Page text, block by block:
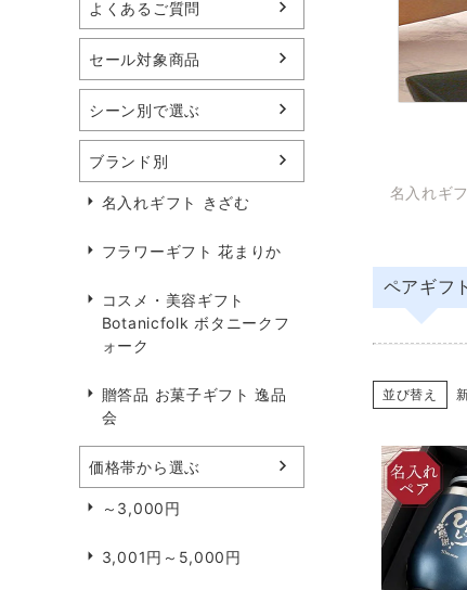
よくあるご質問
セール対象商品
シーン別で選ぶ
ブランド別
名入れギフト きざむ
フラワーギフト 花まりか
コスメ・美容ギフト
Botanicfolk ボタニークフ
ォーク
贈答品 お菓子ギフト 逸品
会
価格帯から選ぶ
～3,000円
3,001円～5,000円
名入れギ
ペアギフ
並び替え